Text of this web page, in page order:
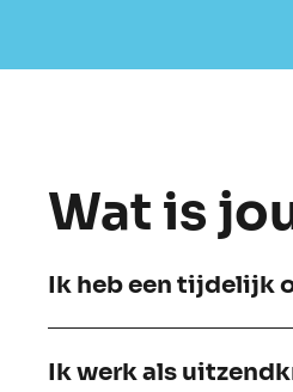
Wat is
Ik heb een tijdelijk
Ik werk als